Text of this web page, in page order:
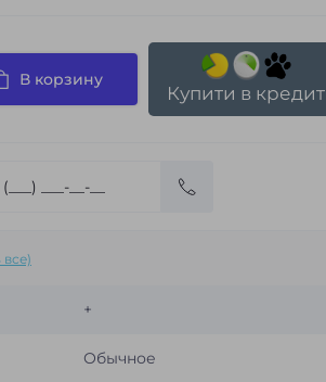
В корзину
Купити в кредит
+
Обычное